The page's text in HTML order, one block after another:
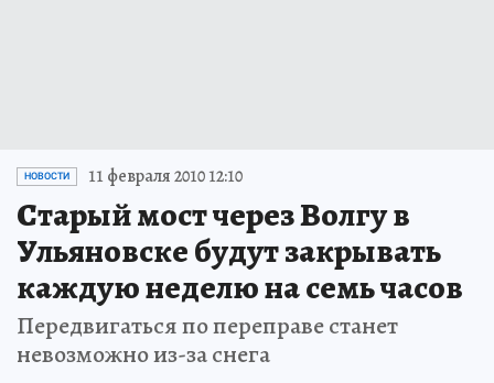
НОВОСТИ 11 февраля 2010 12:10
Старый мост через Волгу в
Ульяновске будут закрывать
каждую неделю на семь часов
Передвигаться по переправе станет
невозможно из-за снега